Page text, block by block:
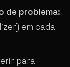
de problema:
em cada
para